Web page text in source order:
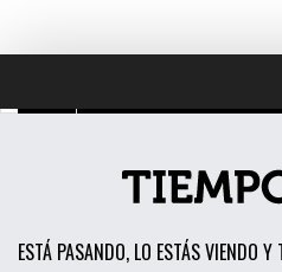
ESTÁ PASANDO, LO ESTÁS VIENDO
POLÍTICA